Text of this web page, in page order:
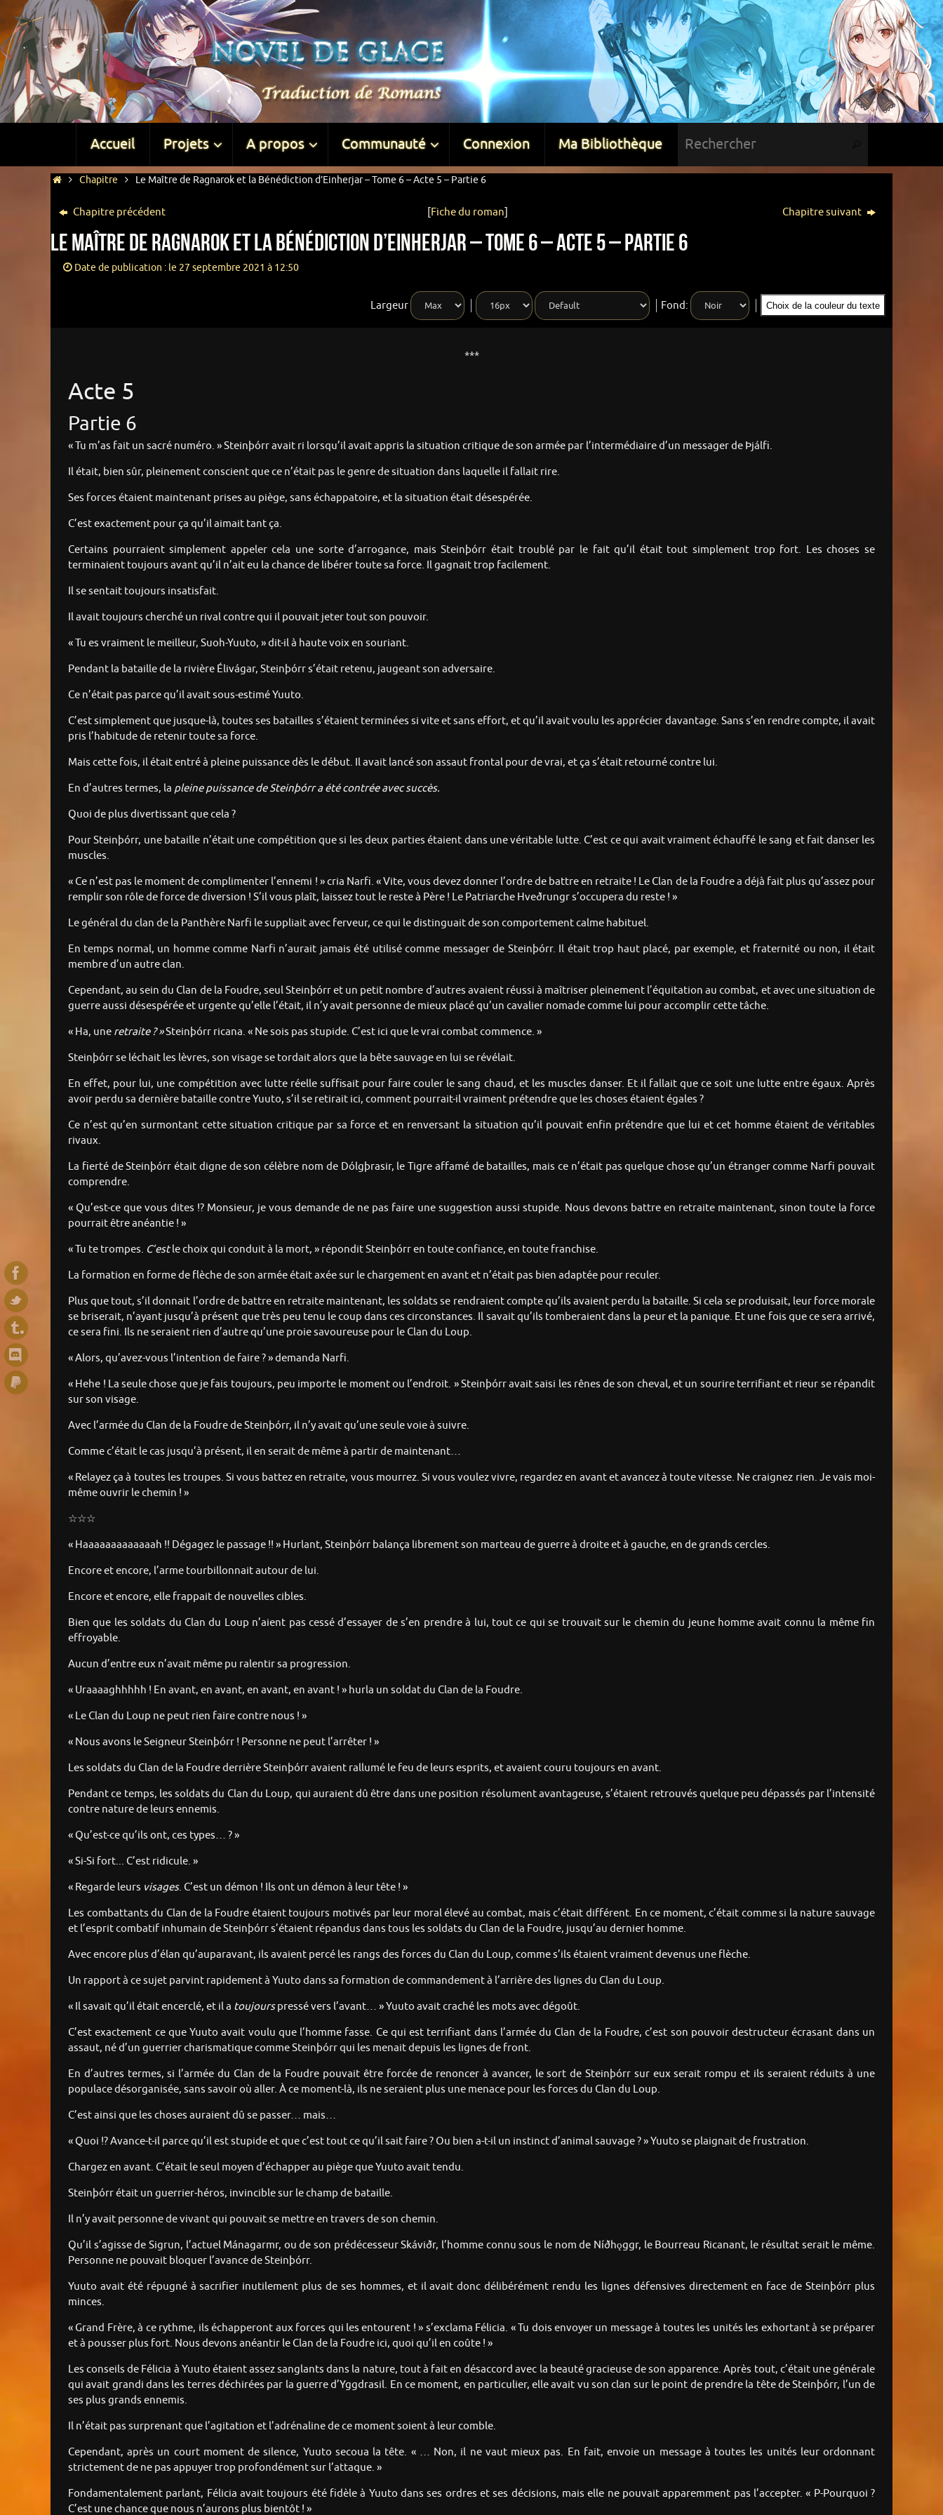
Accueil Projets A propos Communauté Connexion Ma Bibliothèque
Chapitre Le Maître de Ragnarok et la Bénédiction d’Einherjar – Tome 6 – Acte 5 – Partie 6
Chapitre précédent [Fiche du roman] Chapitre suivant
Le Maître de Ragnarok et la Bénédiction d’Einherjar – Tome 6 – Acte 5 – Partie 6
Date de publication : le 27 septembre 2021 à 12:50
Largeur Fond: Choix de la couleur du texte
***
Acte 5
Partie 6
« Tu m’as fait un sacré numéro. » Steinþórr avait ri lorsqu’il avait appris la situation critique de son armée par l’intermédiaire d’un messager de Þjálfi.
Il était, bien sûr, pleinement conscient que ce n’était pas le genre de situation dans laquelle il fallait rire.
Ses forces étaient maintenant prises au piège, sans échappatoire, et la situation était désespérée.
C’est exactement pour ça qu’il aimait tant ça.
Certains pourraient simplement appeler cela une sorte d’arrogance, mais Steinþórr était troublé par le fait qu’il était tout simplement trop fort. Les choses se
terminaient toujours avant qu’il n’ait eu la chance de libérer toute sa force. Il gagnait trop facilement.
Il se sentait toujours insatisfait.
Il avait toujours cherché un rival contre qui il pouvait jeter tout son pouvoir.
« Tu es vraiment le meilleur, Suoh-Yuuto, » dit-il à haute voix en souriant.
Pendant la bataille de la rivière Élivágar, Steinþórr s’était retenu, jaugeant son adversaire.
Ce n’était pas parce qu’il avait sous-estimé Yuuto.
C’est simplement que jusque-là, toutes ses batailles s’étaient terminées si vite et sans effort, et qu’il avait voulu les apprécier davantage. Sans s’en rendre compte, il avait
pris l’habitude de retenir toute sa force.
Mais cette fois, il était entré à pleine puissance dès le début. Il avait lancé son assaut frontal pour de vrai, et ça s’était retourné contre lui.
En d’autres termes, la pleine puissance de Steinþórr a été contrée avec succès.
Quoi de plus divertissant que cela ?
Pour Steinþórr, une bataille n’était une compétition que si les deux parties étaient dans une véritable lutte. C’est ce qui avait vraiment échauffé le sang et fait danser les
muscles.
« Ce n’est pas le moment de complimenter l’ennemi ! » cria Narfi. « Vite, vous devez donner l’ordre de battre en retraite ! Le Clan de la Foudre a déjà fait plus qu’assez pour
remplir son rôle de force de diversion ! S’il vous plaît, laissez tout le reste à Père ! Le Patriarche Hveðrungr s’occupera du reste ! »
Le général du clan de la Panthère Narfi le suppliait avec ferveur, ce qui le distinguait de son comportement calme habituel.
En temps normal, un homme comme Narfi n’aurait jamais été utilisé comme messager de Steinþórr. Il était trop haut placé, par exemple, et fraternité ou non, il était
membre d’un autre clan.
Cependant, au sein du Clan de la Foudre, seul Steinþórr et un petit nombre d’autres avaient réussi à maîtriser pleinement l’équitation au combat, et avec une situation de
guerre aussi désespérée et urgente qu’elle l’était, il n’y avait personne de mieux placé qu’un cavalier nomade comme lui pour accomplir cette tâche.
« Ha, une retraite ? »Steinþórr ricana. « Ne sois pas stupide. C’est ici que le vrai combat commence. »
Steinþórr se léchait les lèvres, son visage se tordait alors que la bête sauvage en lui se révélait.
En effet, pour lui, une compétition avec lutte réelle suffisait pour faire couler le sang chaud, et les muscles danser. Et il fallait que ce soit une lutte entre égaux. Après
avoir perdu sa dernière bataille contre Yuuto, s’il se retirait ici, comment pourrait-il vraiment prétendre que les choses étaient égales ?
Ce n’est qu’en surmontant cette situation critique par sa force et en renversant la situation qu’il pouvait enfin prétendre que lui et cet homme étaient de véritables
rivaux.
La fierté de Steinþórr était digne de son célèbre nom de Dólgþrasir, le Tigre affamé de batailles, mais ce n’était pas quelque chose qu’un étranger comme Narfi pouvait
comprendre.
« Qu’est-ce que vous dites !? Monsieur, je vous demande de ne pas faire une suggestion aussi stupide. Nous devons battre en retraite maintenant, sinon toute la force
pourrait être anéantie ! »
« Tu te trompes. C’estle choix qui conduit à la mort, » répondit Steinþórr en toute confiance, en toute franchise.
La formation en forme de flèche de son armée était axée sur le chargement en avant et n’était pas bien adaptée pour reculer.
Plus que tout, s’il donnait l’ordre de battre en retraite maintenant, les soldats se rendraient compte qu’ils avaient perdu la bataille. Si cela se produisait, leur force morale
se briserait, n’ayant jusqu’à présent que très peu tenu le coup dans ces circonstances. Il savait qu’ils tomberaient dans la peur et la panique. Et une fois que ce sera arrivé,
ce sera fini. Ils ne seraient rien d’autre qu’une proie savoureuse pour le Clan du Loup.
« Alors, qu’avez-vous l’intention de faire ? » demanda Narfi.
« Hehe ! La seule chose que je fais toujours, peu importe le moment ou l’endroit. » Steinþórr avait saisi les rênes de son cheval, et un sourire terrifiant et rieur se répandit
sur son visage.
Avec l’armée du Clan de la Foudre de Steinþórr, il n’y avait qu’une seule voie à suivre.
Comme c’était le cas jusqu’à présent, il en serait de même à partir de maintenant…
« Relayez ça à toutes les troupes. Si vous battez en retraite, vous mourrez. Si vous voulez vivre, regardez en avant et avancez à toute vitesse. Ne craignez rien. Je vais moi-
même ouvrir le chemin ! »
☆☆☆
« Haaaaaaaaaaaaah !! Dégagez le passage !! » Hurlant, Steinþórr balança librement son marteau de guerre à droite et à gauche, en de grands cercles.
Encore et encore, l’arme tourbillonnait autour de lui.
Encore et encore, elle frappait de nouvelles cibles.
Bien que les soldats du Clan du Loup n’aient pas cessé d’essayer de s’en prendre à lui, tout ce qui se trouvait sur le chemin du jeune homme avait connu la même fin
effroyable.
Aucun d’entre eux n’avait même pu ralentir sa progression.
« Uraaaaghhhhh ! En avant, en avant, en avant, en avant ! » hurla un soldat du Clan de la Foudre.
« Le Clan du Loup ne peut rien faire contre nous ! »
« Nous avons le Seigneur Steinþórr ! Personne ne peut l’arrêter ! »
Les soldats du Clan de la Foudre derrière Steinþórr avaient rallumé le feu de leurs esprits, et avaient couru toujours en avant.
Pendant ce temps, les soldats du Clan du Loup, qui auraient dû être dans une position résolument avantageuse, s’étaient retrouvés quelque peu dépassés par l’intensité
contre nature de leurs ennemis.
« Qu’est-ce qu’ils ont, ces types… ? »
« Si-Si fort... C’est ridicule. »
« Regarde leurs visages. C’est un démon ! Ils ont un démon à leur tête ! »
Les combattants du Clan de la Foudre étaient toujours motivés par leur moral élevé au combat, mais c’était différent. En ce moment, c’était comme si la nature sauvage
et l’esprit combatif inhumain de Steinþórr s’étaient répandus dans tous les soldats du Clan de la Foudre, jusqu’au dernier homme.
Avec encore plus d’élan qu’auparavant, ils avaient percé les rangs des forces du Clan du Loup, comme s’ils étaient vraiment devenus une flèche.
Un rapport à ce sujet parvint rapidement à Yuuto dans sa formation de commandement à l’arrière des lignes du Clan du Loup.
« Il savait qu’il était encerclé, et il a toujourspressé vers l’avant… » Yuuto avait craché les mots avec dégoût.
C’est exactement ce que Yuuto avait voulu que l’homme fasse. Ce qui est terrifiant dans l’armée du Clan de la Foudre, c’est son pouvoir destructeur écrasant dans un
assaut, né d’un guerrier charismatique comme Steinþórr qui les menait depuis les lignes de front.
En d’autres termes, si l’armée du Clan de la Foudre pouvait être forcée de renoncer à avancer, le sort de Steinþórr sur eux serait rompu et ils seraient réduits à une
populace désorganisée, sans savoir où aller. À ce moment-là, ils ne seraient plus une menace pour les forces du Clan du Loup.
C’est ainsi que les choses auraient dû se passer… mais…
« Quoi !? Avance-t-il parce qu’il est stupide et que c’est tout ce qu’il sait faire ? Ou bien a-t-il un instinct d’animal sauvage ? » Yuuto se plaignait de frustration.
Chargez en avant. C’était le seul moyen d’échapper au piège que Yuuto avait tendu.
Steinþórr était un guerrier-héros, invincible sur le champ de bataille.
Il n’y avait personne de vivant qui pouvait se mettre en travers de son chemin.
Qu’il s’agisse de Sigrun, l’actuel Mánagarmr, ou de son prédécesseur Skáviðr, l’homme connu sous le nom de Níðhǫggr, le Bourreau Ricanant, le résultat serait le même.
Personne ne pouvait bloquer l’avance de Steinþórr.
Yuuto avait été répugné à sacrifier inutilement plus de ses hommes, et il avait donc délibérément rendu les lignes défensives directement en face de Steinþórr plus
minces.
« Grand Frère, à ce rythme, ils échapperont aux forces qui les entourent ! » s’exclama Félicia. « Tu dois envoyer un message à toutes les unités les exhortant à se préparer
et à pousser plus fort. Nous devons anéantir le Clan de la Foudre ici, quoi qu’il en coûte ! »
Les conseils de Félicia à Yuuto étaient assez sanglants dans la nature, tout à fait en désaccord avec la beauté gracieuse de son apparence. Après tout, c’était une générale
qui avait grandi dans les terres déchirées par la guerre d’Yggdrasil. En ce moment, en particulier, elle avait vu son clan sur le point de prendre la tête de Steinþórr, l’un de
ses plus grands ennemis.
Il n’était pas surprenant que l’agitation et l’adrénaline de ce moment soient à leur comble.
Cependant, après un court moment de silence, Yuuto secoua la tête. « … Non, il ne vaut mieux pas. En fait, envoie un message à toutes les unités leur ordonnant
strictement de ne pas appuyer trop profondément sur l’attaque. »
Fondamentalement parlant, Félicia avait toujours été fidèle à Yuuto dans ses ordres et ses décisions, mais elle ne pouvait apparemment pas l’accepter. « P-Pourquoi ?
C’est une chance que nous n’aurons plus bientôt ! »